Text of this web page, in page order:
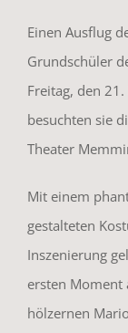
Einen Ausflug
Grundschüler
Freitag, den
besuchten sie
Theater
Mit einem
gestalteten
Inszenierung
ersten Moment
hölzernen